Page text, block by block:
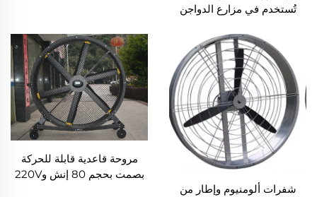
تُستخدم في مزارع الدواجن
وتوفر تخفيفًا من الإجهاد
الحراري بطول ١,٢ متر، وتزيل
الأمونيا وتتحكم في الرطوبة
شفرات ألومنيوم وإطار من
مروحة قاعدية قابلة للحركة
بصمت بحجم 80 إنش و220V